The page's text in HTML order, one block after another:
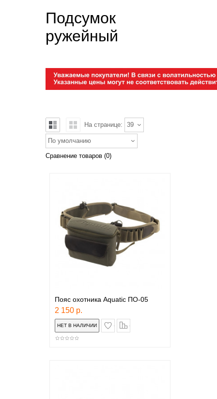
Подсумок
ружейный
На странице: 39
По умолчанию
Сравнение товаров (0)
Пояс охотника Aquatic ПО-05
2 150 р.
в закладки